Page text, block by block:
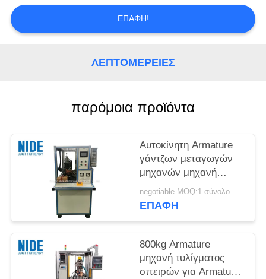
SITEMAP
ΕΠΑΦΉ!
ΛΕΠΤΟΜΈΡΕΙΕΣ
παρόμοια προϊόντα
Αυτοκίνητη Armature
γάντζων μεταγωγών
μηχανών μηχανή
συγκόλλησης
negotiable MOQ:1 σύνολο
ΕΠΑΦΉ
800kg Armature
μηχανή τυλίγματος
σπειρών για Armature